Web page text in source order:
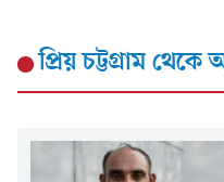
প্রিয় চট্টগ্রামথেকে